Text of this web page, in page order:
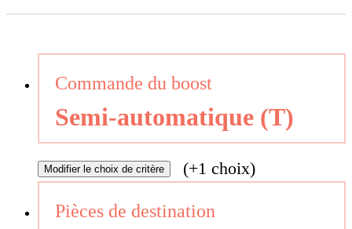
Commande du boost
Semi-automatique (T)
Modifier le choix de critère (+1 choix)
Pièces de destination